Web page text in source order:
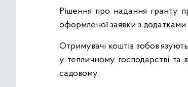
Рішення про надання гранту
оформленої заявки з
Отримувачі коштів
у тепличному господарстві
садовому.